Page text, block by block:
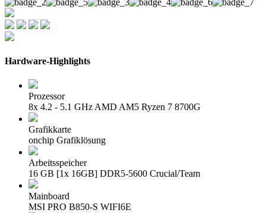
Hardware-Highlights
Prozessor
8x 4.2 - 5.1 GHz AMD AM5 Ryzen 7 8700G
Grafikkarte
onchip Grafiklösung
Arbeitsspeicher
16 GB [1x 16GB] DDR5-5600 Crucial/Team
Mainboard
MSI PRO B850-S WIFI6E